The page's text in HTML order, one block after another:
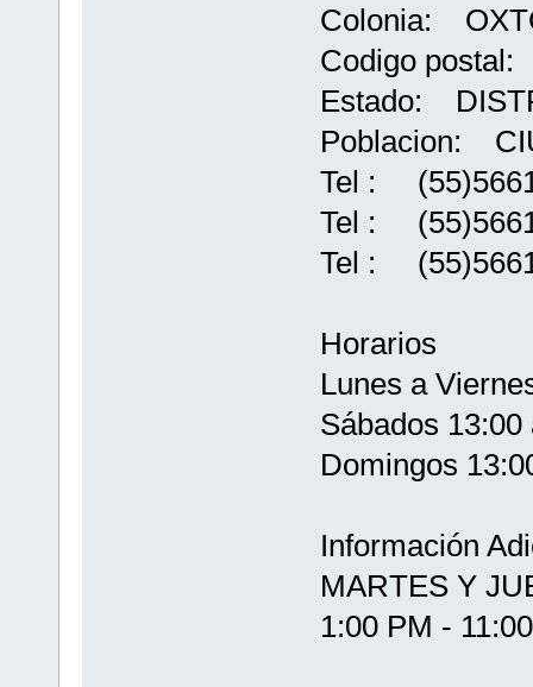
Colonia:
Codigo
Estado:
Poblacion:
Tel :
Tel :
Tel :
Horarios
Lunes a
Sábados 13:00
Domingos
Información
MARTES Y
1:00 PM -